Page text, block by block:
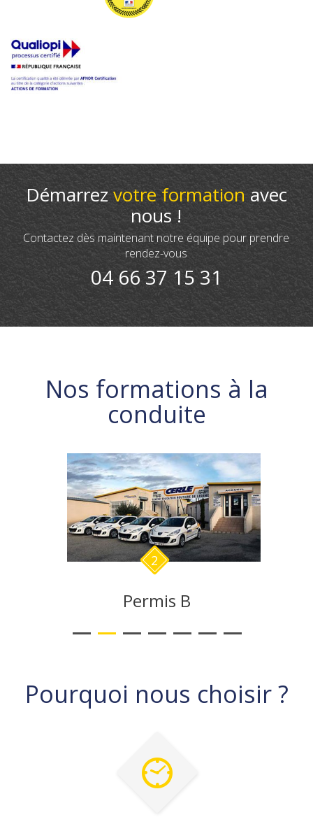
Démarrezvotre formationavec
nous !
Contactez dès maintenant notre équipe pour prendre
rendez-vous
04 66 37 15 31
Nos formations à la
conduite
3
Permis C
Pourquoi nous choisir ?